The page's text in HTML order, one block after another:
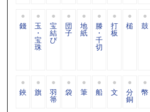
錢 玉
・
宝
珠
宝
結
び
団
子
地
紙
滕
・
千
切
打
板
槌 鼓
鋏 旗 羽
箒
袋 筆 船 文 分
銅
幣